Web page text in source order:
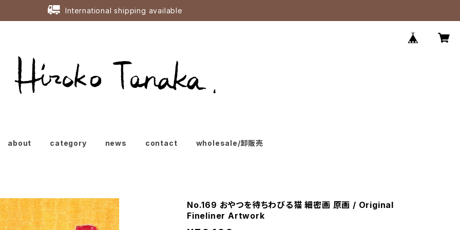
International shipping available
about category news contact wholesale/卸販売
No.169 おやつを待ちわびる猫 細密画 原画 / Original
Fineliner Artwork